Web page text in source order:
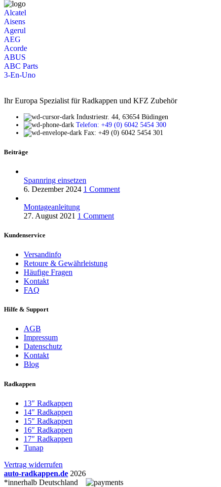
Alcatel
Aisens
Agerul
AEG
Acorde
ABUS
ABC Parts
3-En-Uno
Ihr Europa Spezialist für Radkappen und KFZ Zubehör
Industriestr. 44, 63654 Büdingen
Telefon: +49 (0) 6042 5454 300
Fax: +49 (0) 6042 5454 301
Beiträge
Spannring einsetzen
6. Dezember 2024 1 Comment
Montageanleitung
27. August 2021 1 Comment
Kundenservice
Versandinfo
Retoure & Gewährleistung
Häufige Fragen
Kontakt
FAQ
Hilfe & Support
AGB
Impressum
Datenschutz
Kontakt
Blog
Radkappen
13″ Radkappen
14″ Radkappen
15″ Radkappen
16″ Radkappen
17″ Radkappen
Tunap
Vertrag widerrufen
auto-radkappen.de 2026
*innerhalb Deutschland